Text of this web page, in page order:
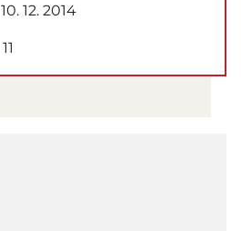
10. 12. 2014
11